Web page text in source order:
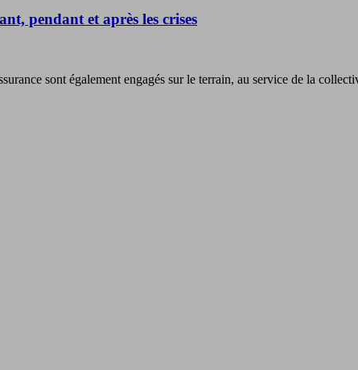
pendant et après les crises
sont également engagés sur le terrain, au service de la